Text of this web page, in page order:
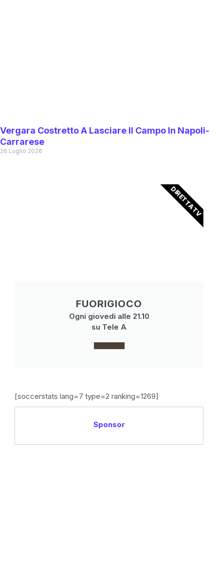
Vergara Costretto A Lasciare Il Campo In Napoli-
Carrarese
26 Luglio 2026
FUORIGIOCO
Ogni giovedi alle 21.10
su Tele A
CLICCA
DIRETTA TV
[soccerstats lang=7 type=2 ranking=1269]
Sponsor